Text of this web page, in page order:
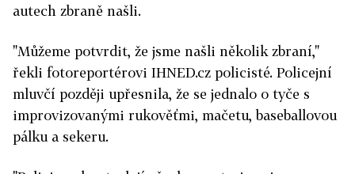
autech zbraně našli.
"Můžeme potvrdit, že jsme našli několik zbraní,"
řekli fotoreportérovi IHNED.cz policisté. Policejní
mluvčí později upřesnila, že se jednalo o tyče s
improvizovanými rukověťmi, mačetu, baseballovou
pálku a sekeru.